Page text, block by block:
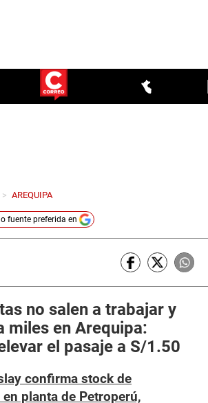
> AREQUIPA
fuente preferida en
no salen a trabajar y
miles en Arequipa:
el pasaje a S/1.50
confirma stock de
planta de Petroperú,